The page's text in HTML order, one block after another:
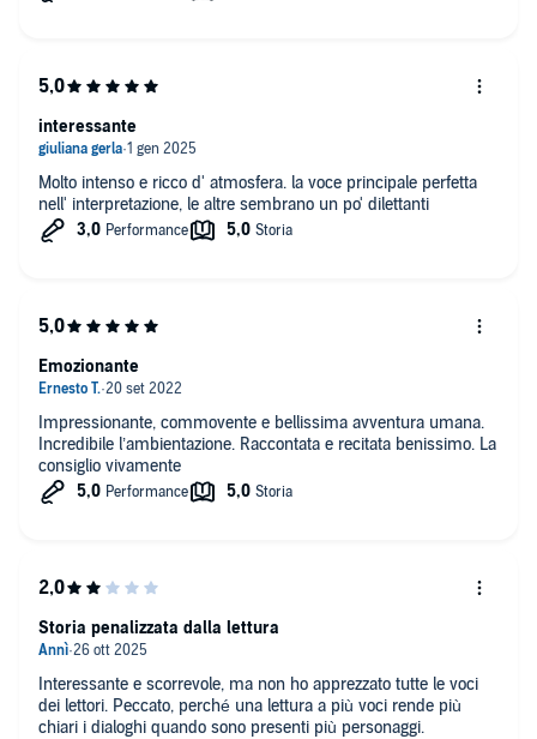
Molto intenso e ricco d' atmosfera. la voce principale perfetta
nell' interpretazione, le altre sembrano un po' dilettanti
interessante
Impressionante, commovente e bellissima avventura umana.
Incredibile l’ambientazione. Raccontata e recitata benissimo. La
consiglio vivamente
Emozionante
Interessante e scorrevole, ma non ho apprezzato tutte le voci
dei lettori. Peccato, perché una lettura a più voci rende più
chiari i dialoghi quando sono presenti più personaggi.
Storia penalizzata dalla lettura